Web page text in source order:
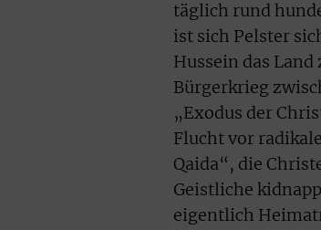
täglich rund
ist sich Pelster
Hussein das
Bürgerkrieg
„Exodus der
Flucht vor
Qaida“, die
Geistliche
eigentlich